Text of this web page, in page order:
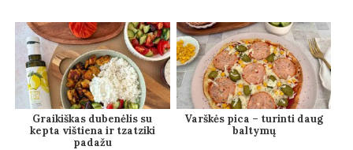
Graikiškas dubenėlis su
kepta vištiena ir tzatziki
padažu
Varškės pica – turinti daug
baltymų